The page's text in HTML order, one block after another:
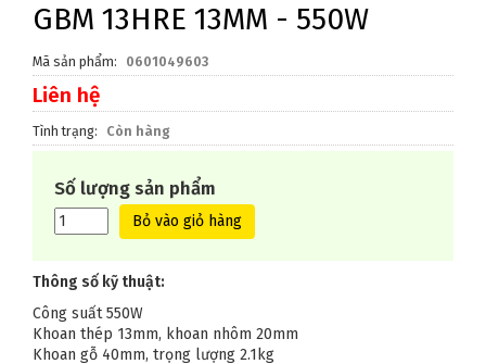
GBM 13HRE 13MM - 550W
Mã sản phẩm 0601049603
Liên hệ
Tình trạng Còn hàng
Số lượng sản phẩm
Bỏ vào giỏ hàng
Thông số kỹ thuật:
Công suất 550W
Khoan thép 13mm, khoan nhôm 20mm
Khoan gỗ 40mm, trọng lượng 2.1kg